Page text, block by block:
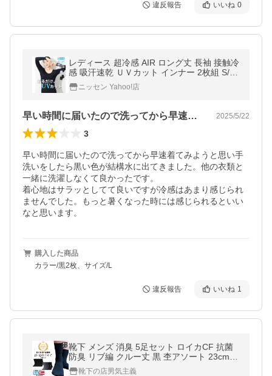
違反報告 いいね 0
レディース 超冷感 AIR ロング丈 長袖 接触冷
感 吸汗速乾 ＵＶカット インナー 2枚組 S/M/
L ニッセン nissen
ニッセン Yahoo!店
早い時間に届いたので洗ってから早速着て… 2025/5/22
3
早い時間に届いたので洗ってから早速着てみようと思い手
洗いをしたら黒い色が結構水に出てきました。他の衣類と
一緒に洗濯しなくて良かったです。
着心地はサラッとしてて良いですが冷感はあまり感じられ
ませんでした。もっと暑くなった時には感じられるといい
なと思います。
購入した商品
カラー/黒2枚、サイズ/L
違反報告 いいね 1
靴下 メンズ 消臭 5足セット ロイカCF 抗菌
防臭 リブ編 クルー丈 黒 杢アソート 23cm-2
5cm/25cm-27cm/27cm-29cm
靴下の店男気主義